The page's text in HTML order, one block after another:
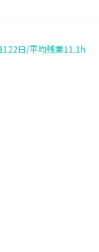
122日/平均残業11.1h